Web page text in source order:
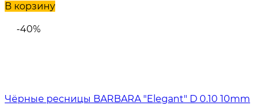
В корзину
-40%
Чёрные ресницы BARBARA "Elegant" D 0.10 10mm